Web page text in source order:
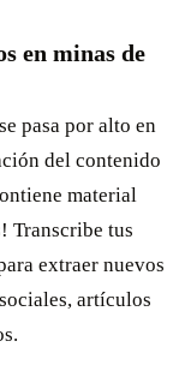
en minas de
pasa por alto en
del contenido
material
Transcribe tus
extraer nuevos
artículos